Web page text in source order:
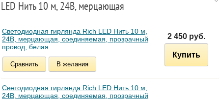
LED Нить 10 м, 24В, мерцающая
Светодиодная гирлянда Rich LED Нить 10 м,
24В, мерцающая, соединяемая, прозрачный
провод, белая
Сравнить В желания
2 450 руб.
Купить
Светодиодная гирлянда Rich LED Нить 10 м,
24В, мерцающая, соединяемая, прозрачный